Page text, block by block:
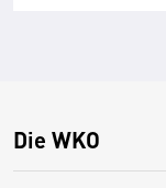
Die WKO